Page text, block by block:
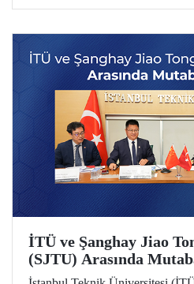
İTÜ ve Şanghay Jiao
(SJTU) Arasında